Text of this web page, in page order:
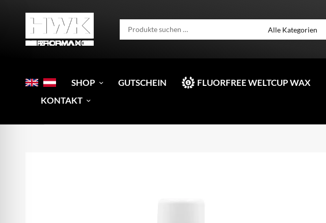
SHOP GUTSCHEIN FLUORFREE WELTCUP WAX
KONTAKT